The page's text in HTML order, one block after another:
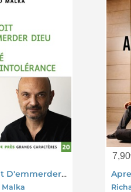
Le Droit D'emmerder Dieu : Traite Sur L'intolerance
Malka
7,90